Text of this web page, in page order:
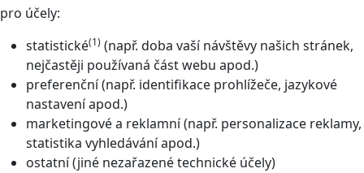
pro účely:
statistické(1) (např. doba vaší návštěvy našich stránek,
nejčastěji používaná část webu apod.)
preferenční (např. identifikace prohlížeče, jazykové
nastavení apod.)
marketingové a reklamní (např. personalizace reklamy,
statistika vyhledávání apod.)
ostatní (jiné nezařazené technické účely)